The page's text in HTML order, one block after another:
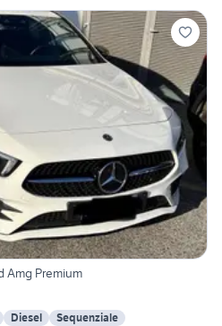
Amg Premium
Diesel
Sequenziale